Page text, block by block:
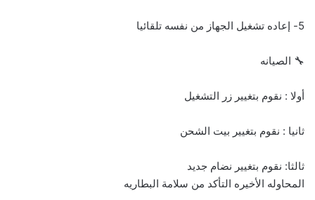
5- إعاده تشغيل الجهاز من نفسه تلقائيا
🔧 الصيانه
أولا : نقوم بتغيير زر التشغيل
ثانيا : نقوم بتغيير بيت الشحن
ثالثا: نقوم بتغيير نضام جديد
المحاوله الأخيره التأكد من سلامة البطاريه